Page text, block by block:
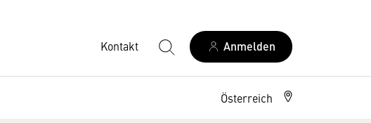
Kontakt Anmelden
Österreich